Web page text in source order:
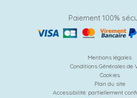
Paiement 100%
Mentions légales
Conditions Générales de
Cookies
Plan du site
Accessibilité: partiellement